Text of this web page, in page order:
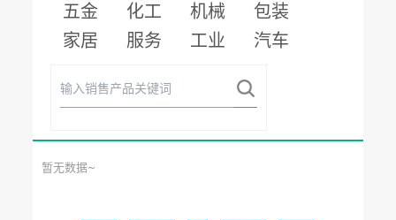
五金
化工 机械
包装
家居
服务 工业 汽车
暂无数据~